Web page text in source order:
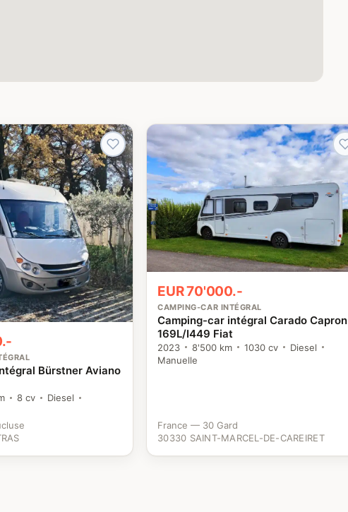
Bürstner Aviano
8 cv
Diesel
EUR 70'000.-
CAMPING-CAR INTÉGRAL
Camping-car intégral Carado Capron
169L/I449 Fiat
2023 8'500 km 1030 cv
Diesel
Manuelle
France — 30 Gard
30330 SAINT-MARCEL-DE-CAREIRET